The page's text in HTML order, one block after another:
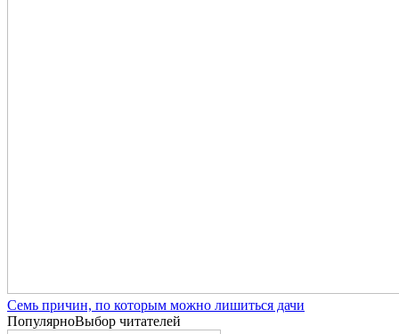
Семь причин, по которым можно лишиться дачи
ПопулярноВыбор читателей